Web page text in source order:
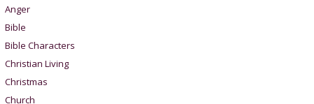
Anger
Bible
Bible Characters
Christian Living
Christmas
Church